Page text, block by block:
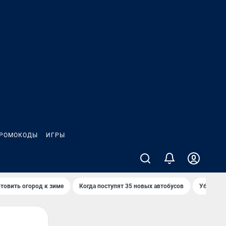
ИГРЫ
огород к зиме Когда поступят 35 новых автобусов Убийца